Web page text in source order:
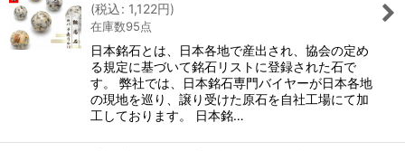
(税込: 1,122円)
在庫数95点
日本銘石とは、日本各地で産出され、協会の定め
る規定に基づいて銘石リストに登録された石で
す。 弊社では、日本銘石専門バイヤーが日本各地
の現地を巡り、譲り受けた原石を自社工場にて加
工しております。 日本銘…